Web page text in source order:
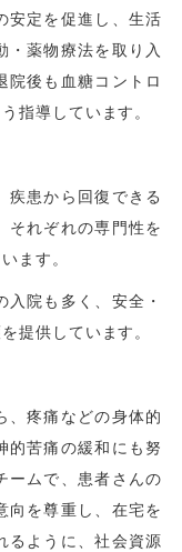
安定を促進し、生活
・薬物療法を取り入
院後も血糖コントロ
指導しています。
疾患から回復できる
それぞれの専門性を
ます。
院も多く、安全・
提供しています。
、疼痛などの身体的
的苦痛の緩和にも努
ームで、患者さんの
向を尊重し、在宅を
るように、社会資源